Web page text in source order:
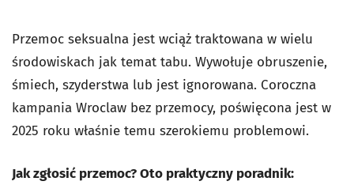
Przemoc seksualna jest wciąż traktowana w wielu
środowiskach jak temat tabu. Wywołuje obruszenie,
śmiech, szyderstwa lub jest ignorowana. Coroczna
kampania Wroclaw bez przemocy, poświęcona jest w
2025 roku właśnie temu szerokiemu problemowi.
Jak zgłosić przemoc? Oto praktyczny poradnik: